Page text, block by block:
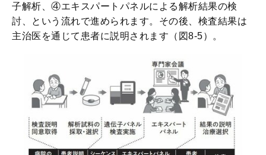
子解析、④エキスパートパネルによる解析結果の検
討、という流れで進められます。その後、検査結果は
主治医を通じて患者に説明されます（図8-5）。